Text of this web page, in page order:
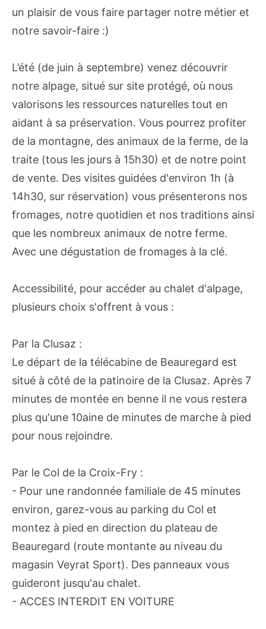
un plaisir de vous faire partager notre métier et
notre savoir-faire :)
L’été (de juin à septembre) venez découvrir
notre alpage, situé sur site protégé, où nous
valorisons les ressources naturelles tout en
aidant à sa préservation. Vous pourrez profiter
de la montagne, des animaux de la ferme, de la
traite (tous les jours à 15h30) et de notre point
de vente. Des visites guidées d'environ 1h (à
14h30, sur réservation) vous présenterons nos
fromages, notre quotidien et nos traditions ainsi
que les nombreux animaux de notre ferme.
Avec une dégustation de fromages à la clé.
Accessibilité, pour accéder au chalet d'alpage,
plusieurs choix s'offrent à vous :
Par la Clusaz :
Le départ de la télécabine de Beauregard est
situé à côté de la patinoire de la Clusaz. Après 7
minutes de montée en benne il ne vous restera
plus qu'une 10aine de minutes de marche à pied
pour nous rejoindre.
Par le Col de la Croix-Fry :
- Pour une randonnée familiale de 45 minutes
environ, garez-vous au parking du Col et
montez à pied en direction du plateau de
Beauregard (route montante au niveau du
magasin Veyrat Sport). Des panneaux vous
guideront jusqu'au chalet.
- ACCES INTERDIT EN VOITURE